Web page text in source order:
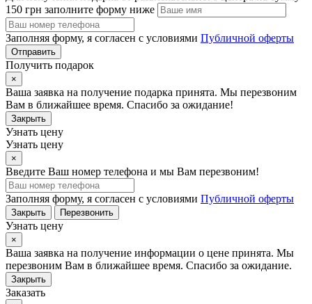
150 грн заполните форму ниже
Заполняя форму, я согласен с условиями Публичной оферты
Отправить
Получить подарок
×
Ваша заявка на получение подарка принята. Мы перезвоним
Вам в ближайшее время. Спасибо за ожидание!
Закрыть
Узнать цену
Узнать цену
×
Введите Ваш номер телефона и мы Вам перезвоним!
Заполняя форму, я согласен с условиями Публичной оферты
Закрыть Перезвонить
Узнать цену
×
Ваша заявка на получение информации о цене принята. Мы
перезвоним Вам в ближайшее время. Спасибо за ожидание.
Закрыть
Заказать